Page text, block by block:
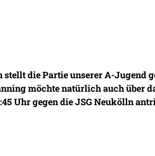
die Partie unserer A-Jugend
möchte natürlich auch über
Uhr gegen die JSG Neukölln